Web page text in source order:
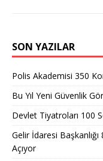
SON YAZILAR
Polis Akademisi 350
Bu Yıl Yeni Güvenlik
Devlet Tiyatroları 100
Gelir İdaresi
Açıyor